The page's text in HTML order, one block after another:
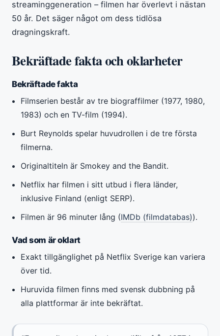
streaminggeneration – filmen har överlevt i nästan
50 år. Det säger något om dess tidlösa
dragningskraft.
Bekräftade fakta och oklarheter
Bekräftade fakta
Filmserien består av tre biograffilmer (1977, 1980,
1983) och en TV-film (1994).
Burt Reynolds spelar huvudrollen i de tre första
filmerna.
Originaltiteln är Smokey and the Bandit.
Netflix har filmen i sitt utbud i flera länder,
inklusive Finland (enligt SERP).
Filmen är 96 minuter lång (IMDb (filmdatabas)).
Vad som är oklart
Exakt tillgänglighet på Netflix Sverige kan variera
över tid.
Huruvida filmen finns med svensk dubbning på
alla plattformar är inte bekräftat.